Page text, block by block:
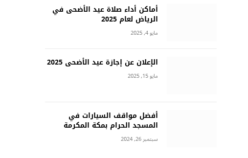
أماكن أداء صلاة عيد الأضحى في
الرياض لعام 2025
مايو 4, 2025
الإعلان عن إجازة عيد الأضحى 2025
مايو 15, 2025
أفضل مواقف السيارات في
المسجد الحرام بمكة المكرمة
سبتمبر 26, 2024